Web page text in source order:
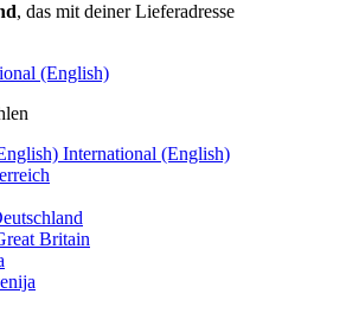
, das mit deiner Lieferadresse
(English)
International (English)
Britain